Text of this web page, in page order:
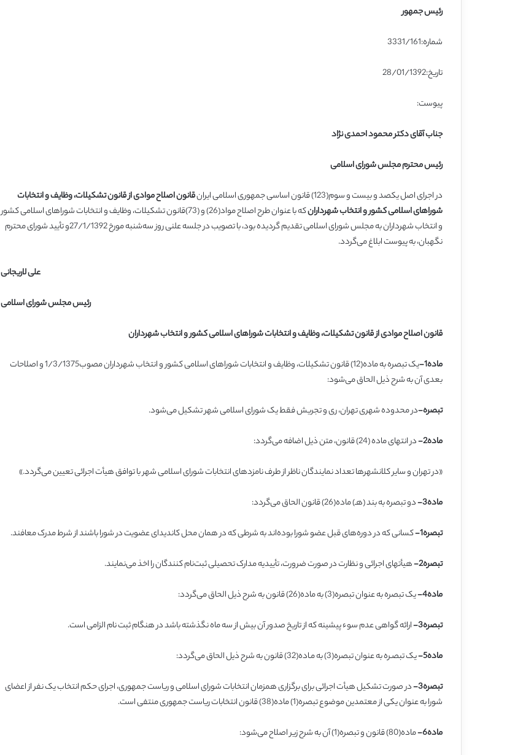
رئیس جمهور
شماره:3331/161
تاریخ:28/01/1392
پیوست:
جناب آقای دکتر محمود احمدی نژاد
رئیس محترم مجلس شورای اسلامی
در اجرای اصل یکصد و بیست و سوم(123) قانون اساسی جمهوری اسلامی ایران
قانون اصلاح موادی از قانون تشکیلات، وظایف و انتخابات
شوراهای اسلامی کشور و انتخاب شهرداران
که با عنوان طرح اصلاح مواد(26) و (73)قانون تشکیلات، وظایف و انتخابات شوراهای اسلامی کشور
و انتخاب شهرداران به مجلس شورای اسلامی تقدیم گردیده بود، با تصویب در جلسه علنی روز سه‌شنبه مورخ 27/1/1392و تأیید شورای محترم
نگهبان، به پیوست ابلاغ می‌گردد.
علی لاریجانی
رئیس مجلس شورای اسلامی
قانون اصلاح موادی از قانون تشکیلات، وظایف و انتخابات شوراهای اسلامی کشور و انتخاب شهرداران
ماده1-
یک تبصره به ماده(12) قانون تشکیلات، وظایف و انتخابات شوراهای اسلامی کشور و انتخاب شهرداران مصوب1/3/1375 و اصلاحات
بعدی آن به شرح ذیل الحاق می‌شود:
تبصره-در محدوده شهری تهران، ری و تجریش فقط یک شورای اسلامی شهر تشکیل می‌شود.
ماده2- در انتهای ماده (24) قانون، متن ذیل اضافه می‌گردد:
«در تهران و سایر کلانشهرها تعداد نمایندگان ناظر از طرف نامزدهای انتخابات شورای اسلامی شهر با توافق هیأت اجرائی تعیین می‌گردد.»
ماده3- دو تبصره به بند (هـ) ماده(26) قانون الحاق می‌گردد:
تبصره1- کسانی که در دوره‌های قبل عضو شورا بوده‌اند به شرطی که در همان محل کاندیدای عضویت در شورا باشند از شرط مدرک معافند.
تبصره2- هیأتهای اجرائی و نظارت در صورت ضرورت، تأییدیه مدارک تحصیلی ثبت‌نام کنندگان را اخذ می‌نمایند.
ماده4- یک تبصره به عنوان تبصره(3) به ماده(26) قانون به شرح ذیل الحاق می‌گردد:
تبصره3- ارائه گواهی عدم سوء پیشینه که از تاریخ صدور آن بیش از سه ماه نگذشته باشد در هنگام ثبت نام الزامی است.
ماده5- یک تبصـره به عنوان تبصره(3) به مـاده(32) قانون به شرح ذیل الحاق می‌گردد:
تبصره3-
در صورت تشکیل هیأت اجرائی برای برگزاری همزمان انتخابات شورای اسلامی و ریاست جمهوری، اجرای حکم انتخاب یک نفر از اعضای
شورا به عنوان یکی از معتمدین موضوع تبصره(1) ماده(38) قانون انتخابات ریاست جمهوری منتفی است.
ماده6- ماده(80) قانون و تبصره(1) آن به شرح زیر اصلاح می‌شود: